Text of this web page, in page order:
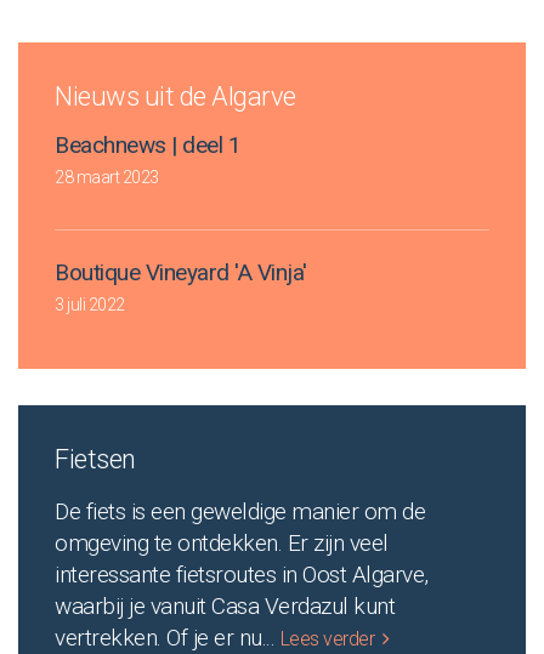
Nieuws uit de Algarve
Beachnews | deel 1
28 maart 2023
Boutique Vineyard 'A Vinja'
3 juli 2022
Fietsen
De fiets is een geweldige manier om de
omgeving te ontdekken. Er zijn veel
interessante fietsroutes in Oost Algarve,
waarbij je vanuit Casa Verdazul kunt
vertrekken. Of je er nu... Lees verder